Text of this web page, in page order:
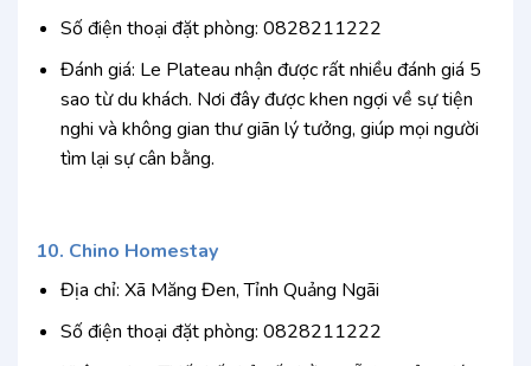
Số điện thoại đặt phòng: 0828211222
Đánh giá: Le Plateau nhận được rất nhiều đánh giá 5
sao từ du khách. Nơi đây được khen ngợi về sự tiện
nghi và không gian thư giãn lý tưởng, giúp mọi người
tìm lại sự cân bằng.
10. Chino Homestay
Địa chỉ: Xã Măng Đen, Tỉnh Quảng Ngãi
Số điện thoại đặt phòng: 0828211222